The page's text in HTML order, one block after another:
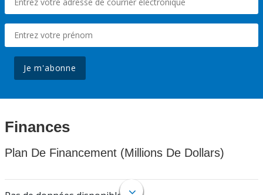
Je m'abonne
Finances
Plan De Financement (Millions De Dollars)